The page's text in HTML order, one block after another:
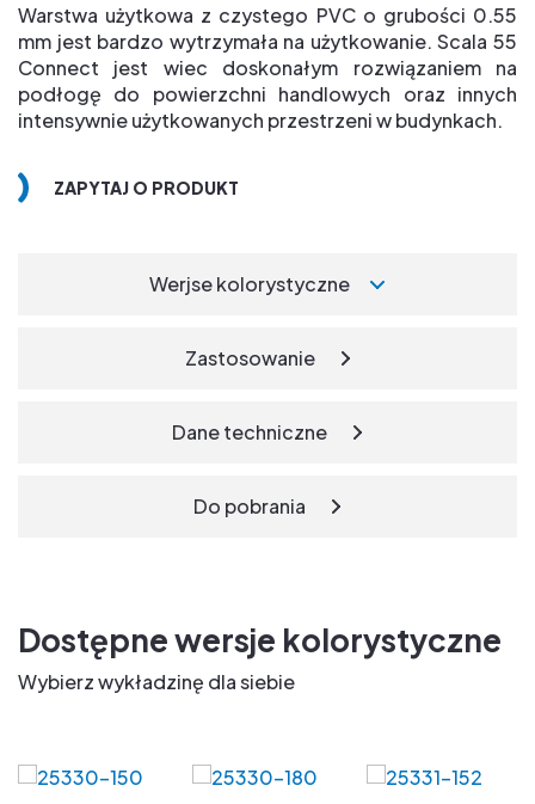
Warstwa użytkowa z czystego PVC o grubości 0.55
mm jest bardzo wytrzymała na użytkowanie. Scala 55
Connect jest wiec doskonałym rozwiązaniem na
podłogę do powierzchni handlowych oraz innych
intensywnie użytkowanych przestrzeni w budynkach.
ZAPYTAJ O PRODUKT
Werjse kolorystyczne
Zastosowanie
Dane techniczne
Do pobrania
Dostępne wersje kolorystyczne
Wybierz wykładzinę dla siebie